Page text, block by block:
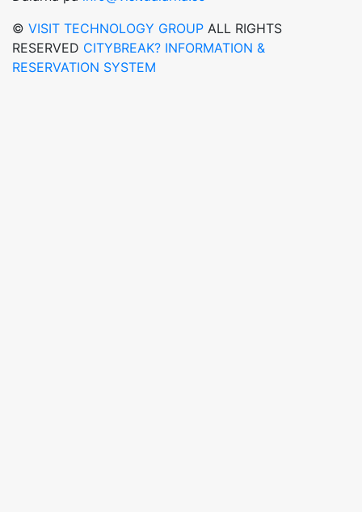
© VISIT TECHNOLOGY GROUP ALL RIGHTS
RESERVED CITYBREAK? INFORMATION &
RESERVATION SYSTEM